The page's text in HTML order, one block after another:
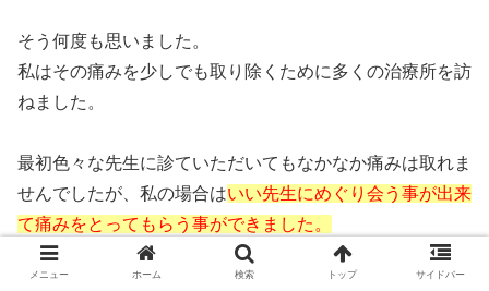
そう何度も思いました。
私はその痛みを少しでも取り除くために多くの治療所を訪
ねました。
最初色々な先生に診ていただいてもなかなか痛みは取れま
せんでしたが、私の場合はいい先生にめぐり会う事が出来
て痛みをとってもらう事ができました。
メニュー ホーム 検索 トップ サイドバー